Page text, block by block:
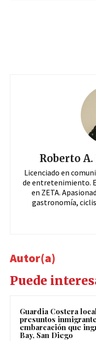
Roberto
Licenciado en
de entretenimiento.
en ZETA.
gastronomía,
Autor(a)
Puede
Guardia Costera
presuntos
embarcación que
Bay, San Diego